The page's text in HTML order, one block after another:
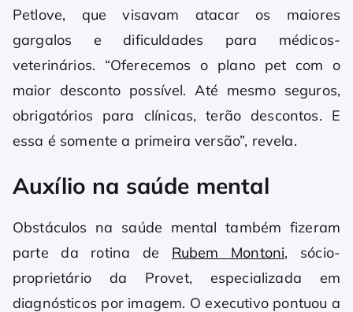
Petlove, que visavam atacar os maiores
gargalos e dificuldades para médicos-
veterinários. “Oferecemos o plano pet com o
maior desconto possível. Até mesmo seguros,
obrigatórios para clínicas, terão descontos. E
essa é somente a primeira versão”, revela.
Auxílio na saúde mental
Obstáculos na saúde mental também fizeram
parte da rotina de Rubem Montoni, sócio-
proprietário da Provet, especializada em
diagnósticos por imagem. O executivo pontuou a